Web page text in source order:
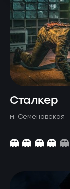
Сталкер
м. Семеновская ·